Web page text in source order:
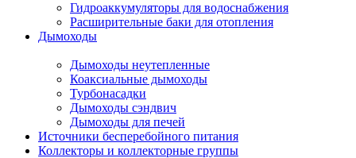
Гидроаккумуляторы для водоснабжения
Расширительные баки для отопления
Дымоходы
Дымоходы неутепленные
Коаксиальные дымоходы
Турбонасадки
Дымоходы сэндвич
Дымоходы для печей
Источники бесперебойного питания
Коллекторы и коллекторные группы